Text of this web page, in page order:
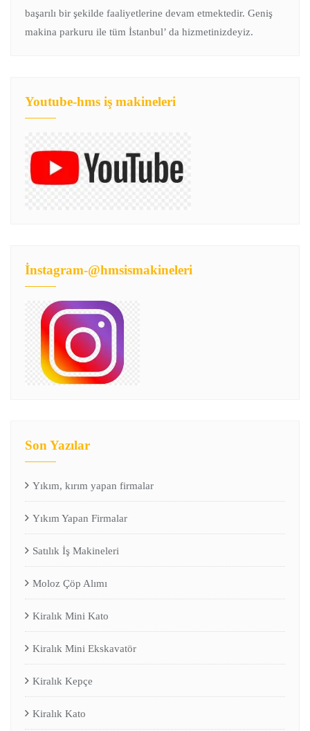
başarılı bir şekilde faaliyetlerine devam etmektedir. Geniş
makina parkuru ile tüm İstanbul’ da hizmetinizdeyiz.
Youtube-hms iş makineleri
İnstagram-@hmsismakineleri
Son Yazılar
Yıkım, kırım yapan firmalar
Yıkım Yapan Firmalar
Satılık İş Makineleri
Moloz Çöp Alımı
Kiralık Mini Kato
Kiralık Mini Ekskavatör
Kiralık Kepçe
Kiralık Kato